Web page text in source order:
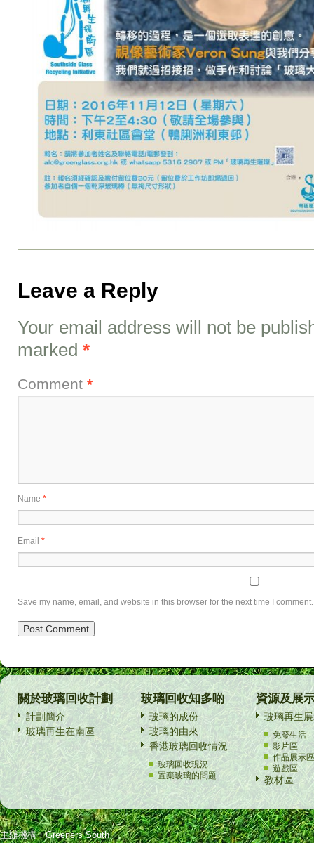
Leave a Reply
Your email address will not be
marked *
Comment *
Name *
Email *
Save my name, email, and website in this browser for the next time I comment.
關於玻璃回收計劃
計劃簡介
玻璃再生在南區
玻璃回收知多啲
玻璃的成份
玻璃的由來
香港玻璃回收情況
玻璃回收現況
置棄玻璃的問題
資源及展
玻璃再生
免廢生活
影片區
作品展示區
遊戲區
教材區
主辦機構：Greeners South